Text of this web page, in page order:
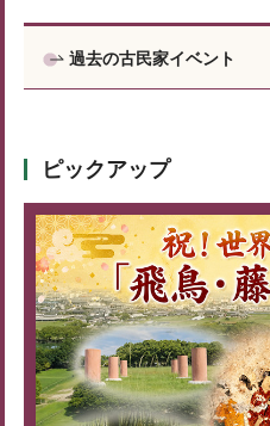
過去の古民家イベント
ピックアップ